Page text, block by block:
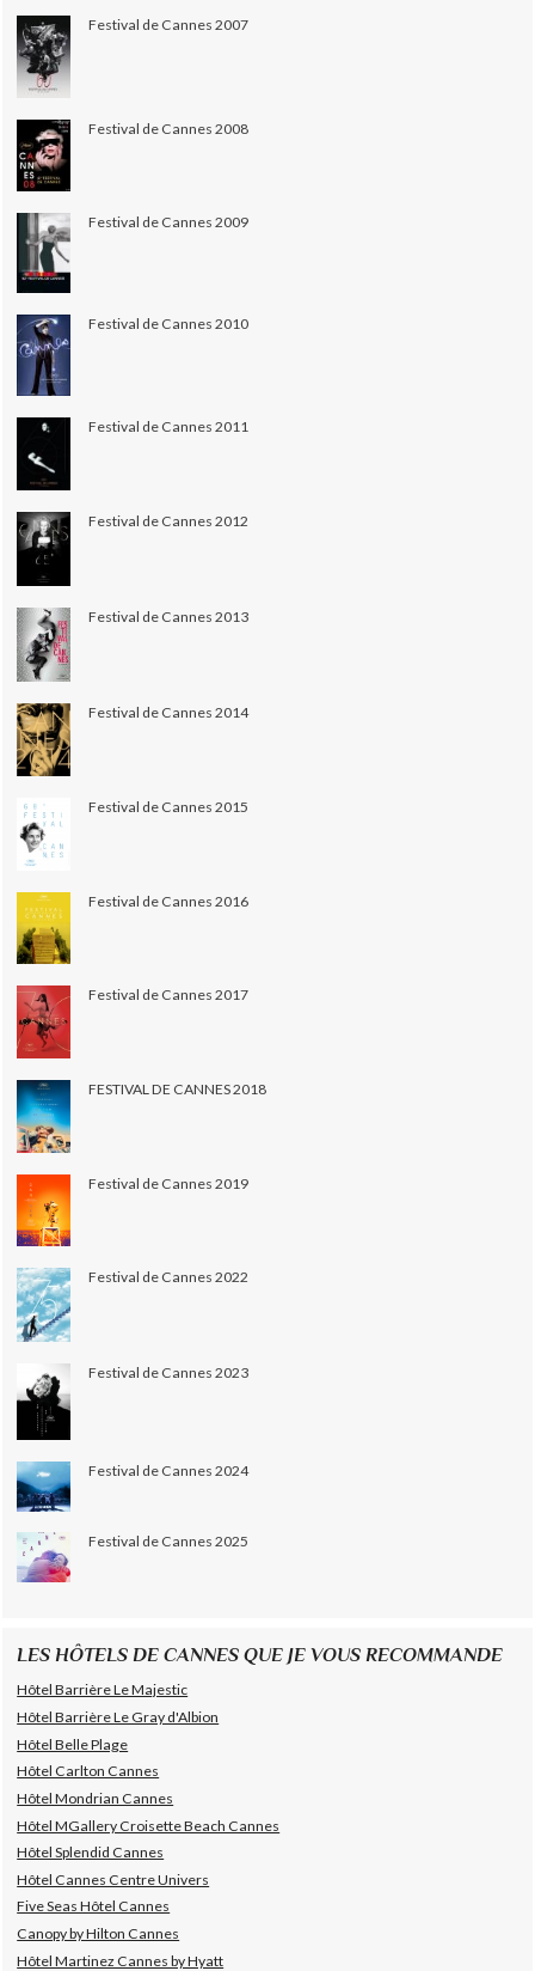
Festival de Cannes 2007
Festival de Cannes 2008
Festival de Cannes 2009
Festival de Cannes 2010
Festival de Cannes 2011
Festival de Cannes 2012
Festival de Cannes 2013
Festival de Cannes 2014
Festival de Cannes 2015
Festival de Cannes 2016
Festival de Cannes 2017
FESTIVAL DE CANNES 2018
Festival de Cannes 2019
Festival de Cannes 2022
Festival de Cannes 2023
Festival de Cannes 2024
Festival de Cannes 2025
LES HÔTELS DE CANNES QUE JE VOUS RECOMMANDE
Hôtel Barrière Le Majestic
Hôtel Barrière Le Gray d'Albion
Hôtel Belle Plage
Hôtel Carlton Cannes
Hôtel Mondrian Cannes
Hôtel MGallery Croisette Beach Cannes
Hôtel Splendid Cannes
Hôtel Cannes Centre Univers
Five Seas Hôtel Cannes
Canopy by Hilton Cannes
Hôtel Martinez Cannes by Hyatt